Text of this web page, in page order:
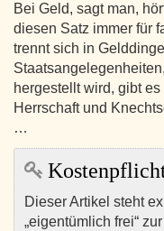
Bei Geld, sagt man,
diesen Satz immer für
trennt sich in
hergestellt wird, gibt
Herrschaft und
…
Dieser Artikel steht
„eigentümlich frei“